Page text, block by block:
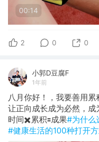
00:14
2 0 0
小郭D豆腐F
1年前
八月你好！，我要善用累
让正向成长成为必然，成
时间✖️累积🟰成果#为什么
#健康生活的100种打开